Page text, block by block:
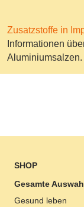
Zusatzstoffe in
Informationen
Aluminiumsalzen.
SHOP
Gesamte
Gesund leben